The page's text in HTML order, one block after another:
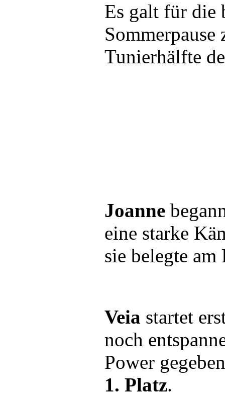
Es galt für die
Tunierhälfte
Joanne
eine starke
sie belegte
Veia startet
noch
Power
1. Platz.